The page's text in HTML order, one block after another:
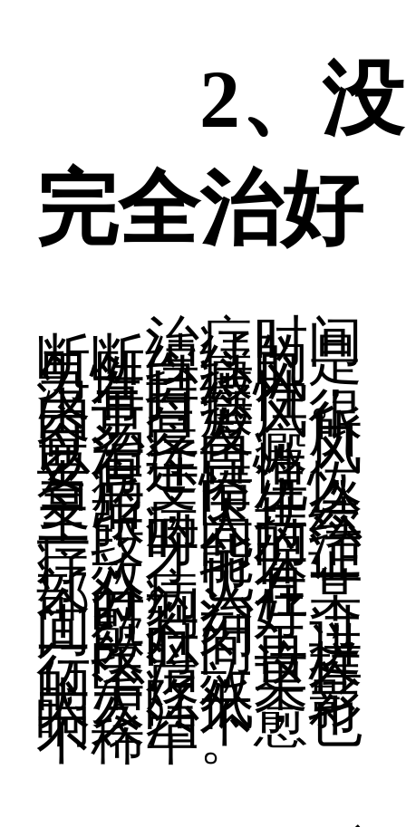
2、没
完全治好
治疗时间
断断续续的是
男性白癜风，
没有持续性。
由于白癜风很
容易复发，所
以治疗白癜风
要有连贯性，
当病变情况恢
复后，医生会
主张病人持续
一段时间的治
疗，才能保证
疗效。也有一
部分病人在某
个时刻治好，
间歇片刻，过
一段时间再进
行医治，这样
的治疗效果会
大大降低，影
响久治不愈也
不稀罕。